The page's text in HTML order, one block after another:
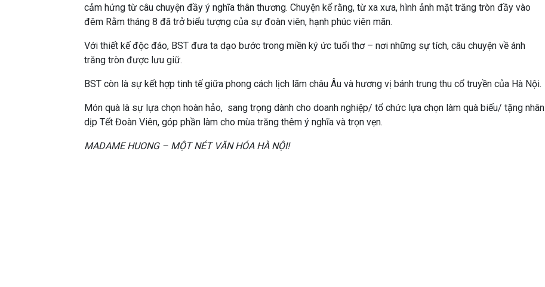
cảm hứng từ câu chuyện đầy ý nghĩa thân thương. Chuyện kể rằng, từ xa xưa, hình ảnh mặt trăng tròn đầy vào
đêm Rằm tháng 8 đã trở biểu tượng của sự đoàn viên, hạnh phúc viên mãn.
Với thiết kế độc đáo, BST đưa ta dạo bước trong miền ký ức tuổi thơ – nơi những sự tích, câu chuyện về ánh
trăng tròn được lưu giữ.
BST còn là sự kết hợp tinh tế giữa phong cách lịch lãm châu Âu và hương vị bánh trung thu cổ truyền của Hà Nội.
Món quà là sự lựa chọn hoàn hảo, sang trọng dành cho doanh nghiệp/ tổ chức lựa chọn làm quà biếu/ tặng nhân
dịp Tết Đoàn Viên, góp phần làm cho mùa trăng thêm ý nghĩa và trọn vẹn.
MADAME HUONG – MỘT NÉT VĂN HÓA HÀ NỘI!